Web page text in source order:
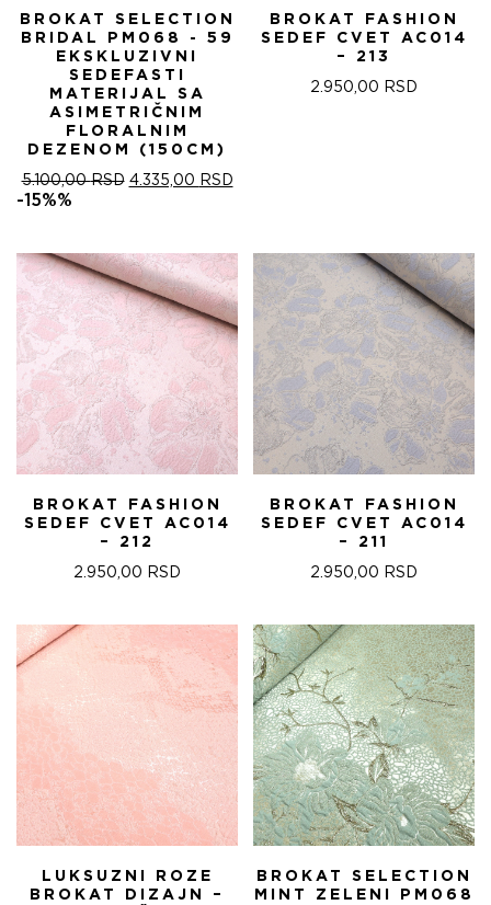
BROKAT SELECTION
BRIDAL PM068 - 59
EKSKLUZIVNI
SEDEFASTI
MATERIJAL SA
ASIMETRIČNIM
FLORALNIM
DEZENOM (150CM)
5.100,00RSD ОРИГИНАЛНА
5.100,00 RSD.
4.335,00 RSDТРЕНУТНА
-15%%
BROKAT FASHION
SEDEF CVET AC014
– 213
2.950,00 RSD
BROKAT FASHION
SEDEF CVET AC014
– 212
2.950,00 RSD
BROKAT FASHION
SEDEF CVET AC014
– 211
2.950,00 RSD
LUKSUZNI ROZE
BROKAT DIZAJN –
BROKAT SELECTION
MINT ZELENI PM068